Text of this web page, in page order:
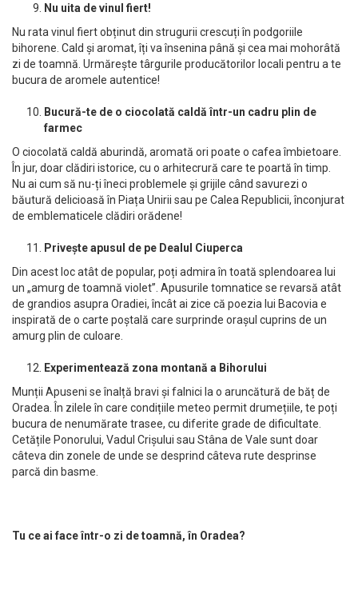
Nu uita de vinul fiert!
Nu rata vinul fiert obținut din strugurii crescuți în podgoriile
bihorene. Cald și aromat, îți va însenina până și cea mai mohorâtă
zi de toamnă. Urmărește târgurile producătorilor locali pentru a te
bucura de aromele autentice!
Bucură-te de o ciocolată caldă într-un cadru plin de
farmec
O ciocolată caldă aburindă, aromată ori poate o cafea îmbietoare.
În jur, doar clădiri istorice, cu o arhitecrură care te poartă în timp.
Nu ai cum să nu-ți îneci problemele și grijile când savurezi o
băutură delicioasă în Piața Unirii sau pe Calea Republicii, înconjurat
de emblematicele clădiri orădene!
Privește apusul de pe Dealul Ciuperca
Din acest loc atât de popular, poți admira în toată splendoarea lui
un „amurg de toamnă violet”. Apusurile tomnatice se revarsă atât
de grandios asupra Oradiei, încât ai zice că poezia lui Bacovia e
inspirată de o carte poștală care surprinde orașul cuprins de un
amurg plin de culoare.
Experimentează zona montană a Bihorului
Munții Apuseni se înalță bravi și falnici la o aruncătură de băț de
Oradea. În zilele în care condițiile meteo permit drumețiile, te poți
bucura de nenumărate trasee, cu diferite grade de dificultate.
Cetățile Ponorului, Vadul Crișului sau Stâna de Vale sunt doar
câteva din zonele de unde se desprind câteva rute desprinse
parcă din basme.
Tu ce ai face într-o zi de toamnă, în Oradea?